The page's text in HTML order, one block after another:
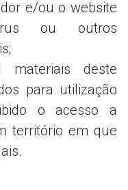
e/ou o website
ou outros
deste
para utilização
o acesso a
território em que